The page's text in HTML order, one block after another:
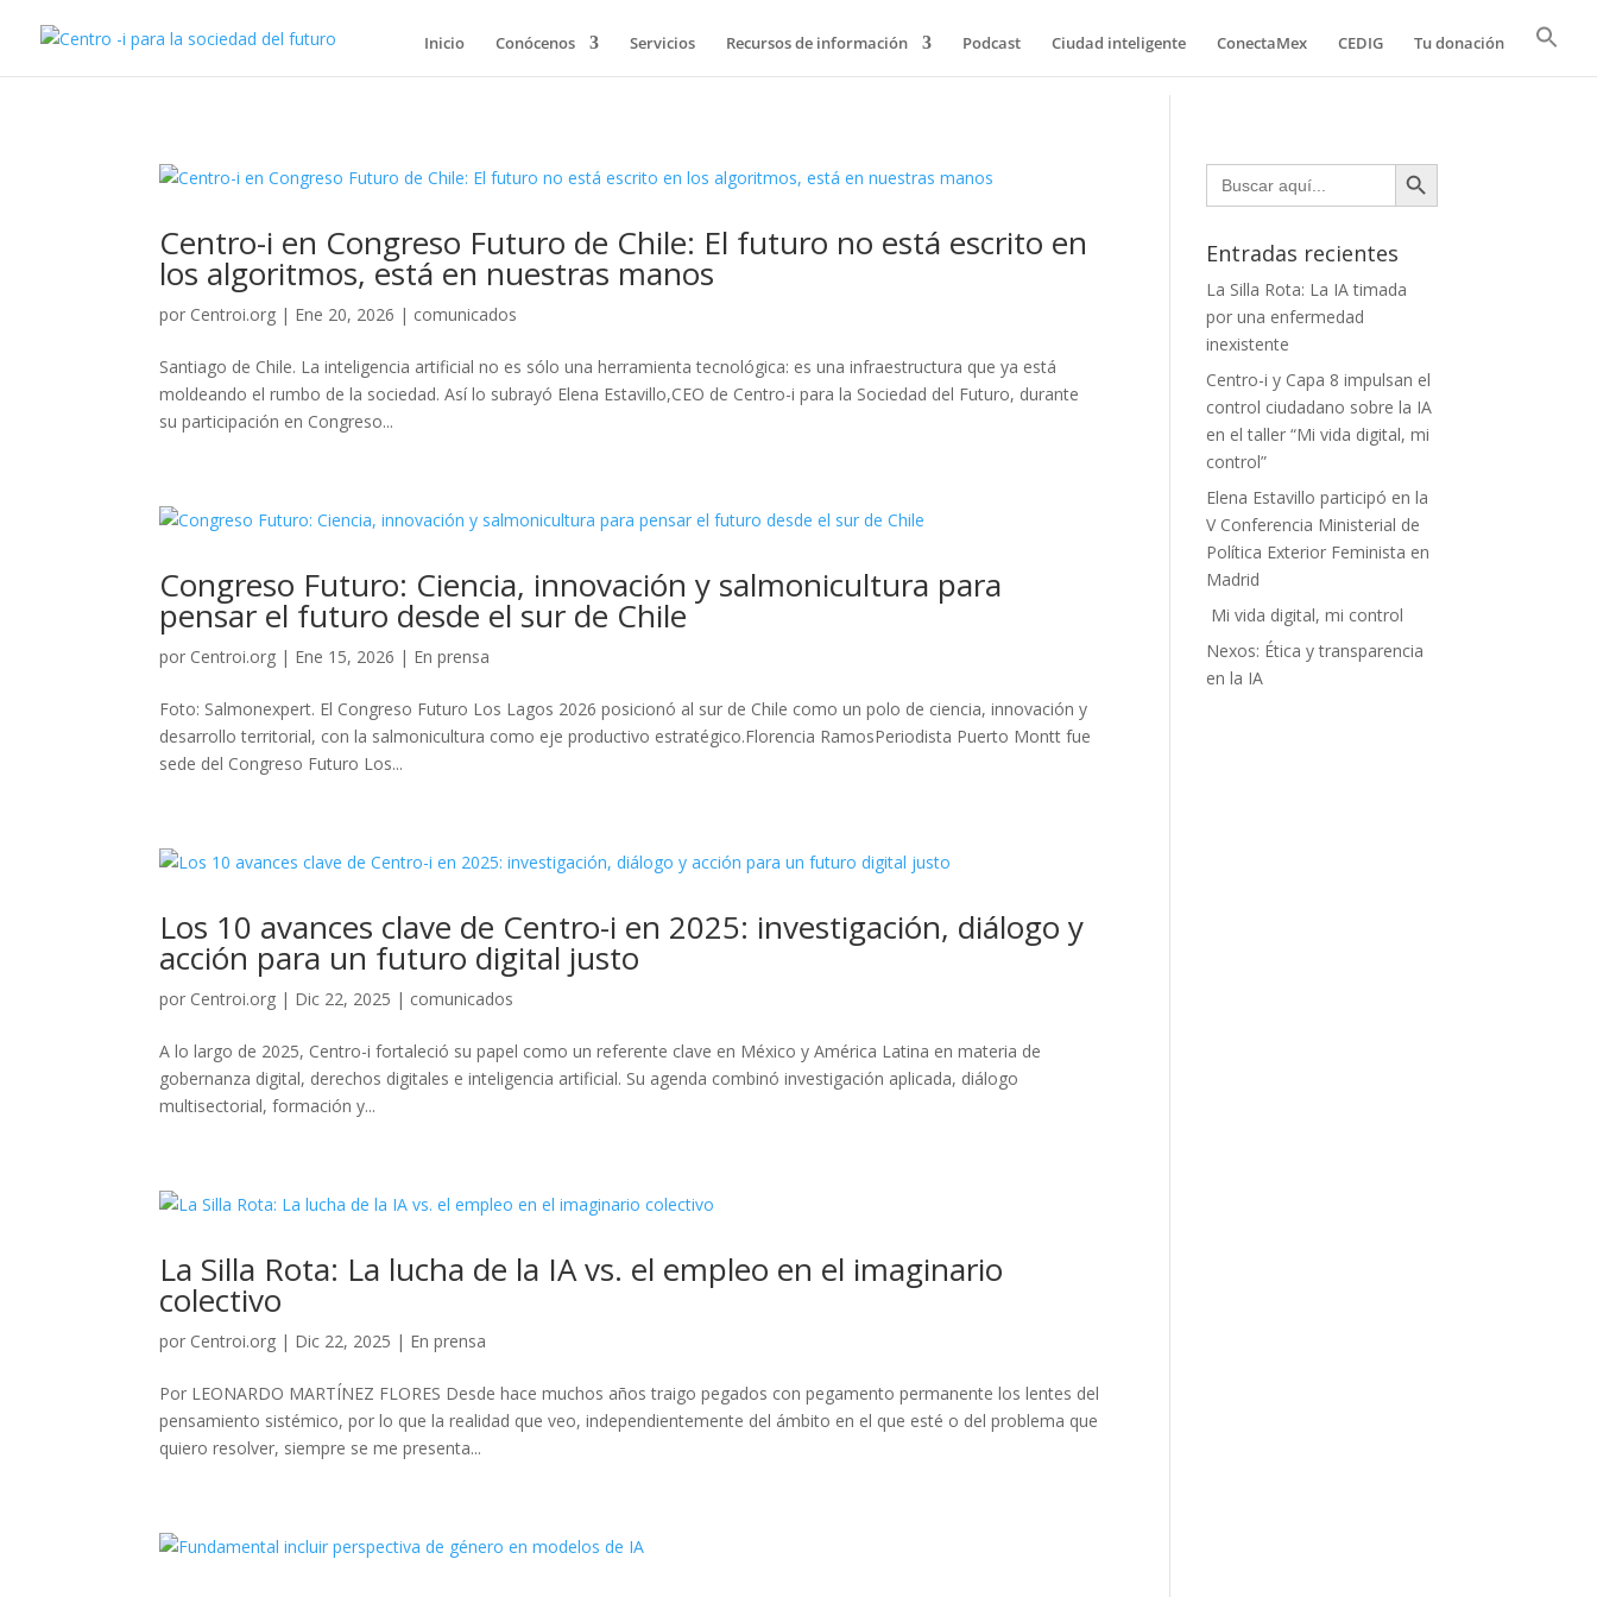
Inicio Conócenos Servicios Recursos de información Podcast Ciudad inteligente ConectaMex CEDIG Tu donación
Centro-i en Congreso Futuro de Chile: El futuro no está escrito en
los algoritmos, está en nuestras manos
por Centroi.org | Ene 20, 2026 | comunicados
Santiago de Chile. La inteligencia artificial no es sólo una herramienta tecnológica: es una infraestructura que ya está
moldeando el rumbo de la sociedad. Así lo subrayó Elena Estavillo,CEO de Centro-i para la Sociedad del Futuro, durante
su participación en Congreso...
Congreso Futuro: Ciencia, innovación y salmonicultura para
pensar el futuro desde el sur de Chile
por Centroi.org | Ene 15, 2026 | En prensa
Foto: Salmonexpert. El Congreso Futuro Los Lagos 2026 posicionó al sur de Chile como un polo de ciencia, innovación y
desarrollo territorial, con la salmonicultura como eje productivo estratégico.Florencia RamosPeriodista Puerto Montt fue
sede del Congreso Futuro Los...
Los 10 avances clave de Centro-i en 2025: investigación, diálogo y
acción para un futuro digital justo
por Centroi.org | Dic 22, 2025 | comunicados
A lo largo de 2025, Centro-i fortaleció su papel como un referente clave en México y América Latina en materia de
gobernanza digital, derechos digitales e inteligencia artificial. Su agenda combinó investigación aplicada, diálogo
multisectorial, formación y...
La Silla Rota: La lucha de la IA vs. el empleo en el imaginario
colectivo
por Centroi.org | Dic 22, 2025 | En prensa
Por LEONARDO MARTÍNEZ FLORES Desde hace muchos años traigo pegados con pegamento permanente los lentes del
pensamiento sistémico, por lo que la realidad que veo, independientemente del ámbito en el que esté o del problema que
quiero resolver, siempre se me presenta...
Buscar: Botón de búsqueda
Entradas recientes
La Silla Rota: La IA timada
por una enfermedad
inexistente
Centro-i y Capa 8 impulsan el
control ciudadano sobre la IA
en el taller “Mi vida digital, mi
control”
Elena Estavillo participó en la
V Conferencia Ministerial de
Política Exterior Feminista en
Madrid
Mi vida digital, mi control
Nexos: Ética y transparencia
en la IA